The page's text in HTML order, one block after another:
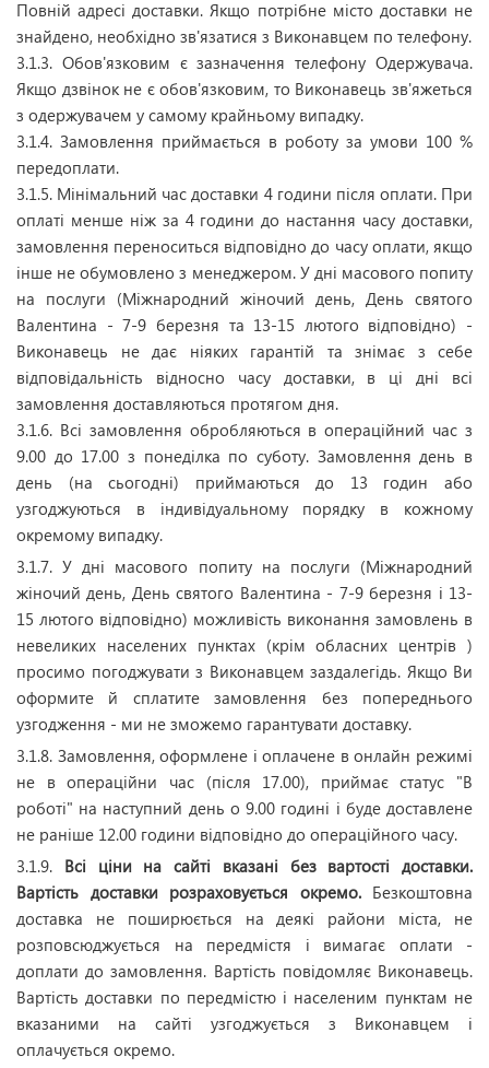
Повній адресі доставки. Якщо потрібне місто доставки не
знайдено, необхідно зв'язатися з Виконавцем по телефону.
3.1.3. Обов'язковим є зазначення телефону Одержувача.
Якщо дзвінок не є обов'язковим, то Виконавець зв'яжеться
з одержувачем у самому крайньому випадку.
3.1.4. Замовлення приймається в роботу за умови 100 %
передоплати.
3.1.5. Мінімальний час доставки 4 години після оплати. При
оплаті менше ніж за 4 години до настання часу доставки,
замовлення переноситься відповідно до часу оплати, якщо
інше не обумовлено з менеджером. У дні масового попиту
на послуги (Міжнародний жіночий день, День святого
Валентина - 7-9 березня та 13-15 лютого відповідно) -
Виконавець не дає ніяких гарантій та знімає з себе
відповідальність відносно часу доставки, в ці дні всі
замовлення доставляються протягом дня.
3.1.6. Всі замовлення обробляються в операційний час з
9.00 до 17.00 з понеділка по суботу. Замовлення день в
день (на сьогодні) приймаються до 13 годин або
узгоджуються в індивідуальному порядку в кожному
окремому випадку.
3.1.7. У дні масового попиту на послуги (Міжнародний
жіночий день, День святого Валентина - 7-9 березня і 13-
15 лютого відповідно) можливість виконання замовлень в
невеликих населених пунктах (крім обласних центрів )
просимо погоджувати з Виконавцем заздалегідь. Якщо Ви
оформите й сплатите замовлення без попереднього
узгодження - ми не зможемо гарантувати доставку.
3.1.8. Замовлення, оформлене і оплачене в онлайн режимі
не в операційни час (після 17.00), приймає статус "В
роботі" на наступний день о 9.00 годині і буде доставлене
не раніше 12.00 години відповідно до операційного часу.
3.1.9. Всі ціни на сайті вказані без вартості доставки.
Вартість доставки розраховується окремо. Безкоштовна
доставка не поширюється на деякі райони міста, не
розповсюджується на передмістя і вимагає оплати -
доплати до замовлення. Вартість повідомляє Виконавець.
Вартість доставки по передмістю і населеним пунктам не
вказаними на сайті узгоджується з Виконавцем і
оплачується окремо.